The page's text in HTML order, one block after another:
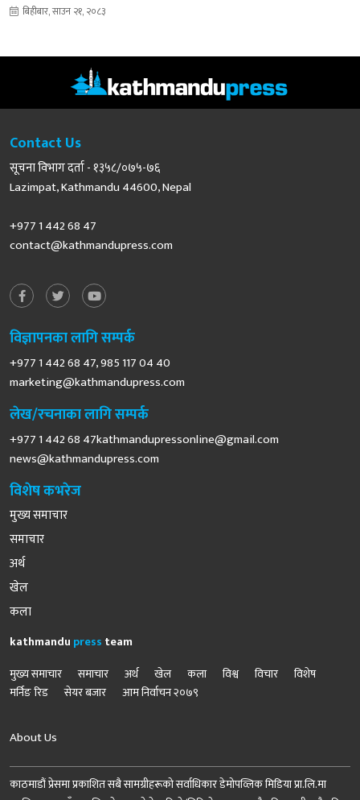
बिहीबार, साउन २१, २०८३
Contact Us
सूचना विभाग दर्ता - १३५८/०७५-७६
Lazimpat, Kathmandu 44600, Nepal
+977 1 442 68 47
contact@kathmandupress.com
विज्ञापनका लागि सम्पर्क
+977 1 442 68 47, 985 117 04 40
marketing@kathmandupress.com
लेख/रचनाका लागि सम्पर्क
+977 1 442 68 47kathmandupressonline@gmail.com
news@kathmandupress.com
विशेष कभरेज
मुख्य समाचार
समाचार
अर्थ
खेल
कला
kathmandu press team
मुख्य समाचार
समाचार अर्थ खेल कला विश्व विचार
विशेष
मर्निङ रिड
सेयर बजार आम निर्वाचन २०७९
About Us
काठमाडौं प्रेसमा प्रकाशित सबै सामग्रीहरूको सर्वाधिकार डेमोपव्लिक मिडिया प्रा.लि.मा